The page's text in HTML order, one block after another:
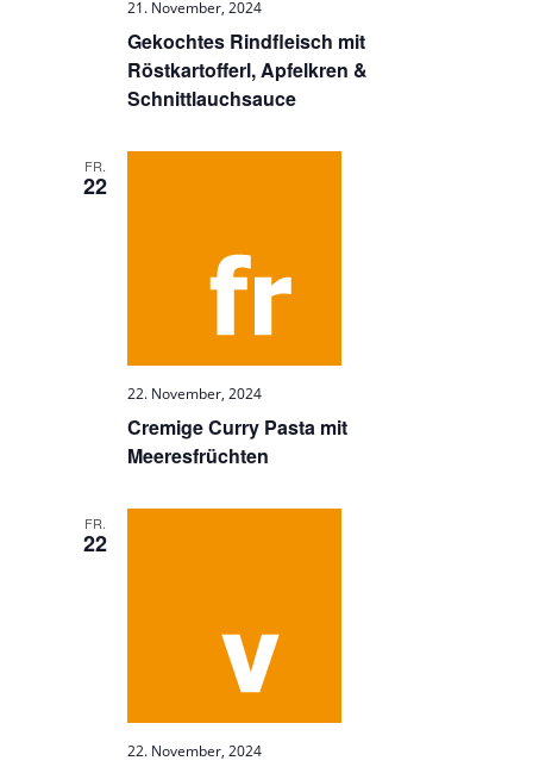
Gekochtes Rindfleisch mit
Röstkartofferl, Apfelkren &
Schnittlauchsauce
21. November, 2024
FR.
22
Cremige Curry Pasta mit
Meeresfrüchten
22. November, 2024
FR.
22
22. November, 2024